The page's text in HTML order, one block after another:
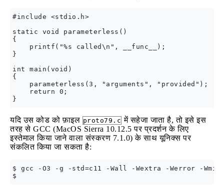
#include <stdio.h>
static void parameterless()
{
    printf("%s called\n", __func__);
}
int main(void)
{
    parameterless(3, "arguments", "provided");
    return 0;
यदि उस कोड को फ़ाइल proto79.c में सहेजा जाता है, तो इसे इस
तरह से GCC (MacOS Sierra 10.12.5 पर प्रदर्शन के लिए
इस्तेमाल किया जाने वाला संस्करण 7.1.0) के साथ यूनिक्स पर
संकलित किया जा सकता है:
$ gcc -O3 -g -std=c11 -Wall -Wextra -Werror -